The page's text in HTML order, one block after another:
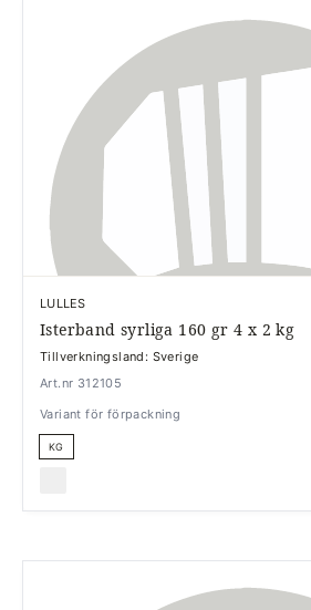
LULLES
Isterband syrliga 160 gr 4 x 2 kg
Tillverkningsland: Sverige
Art.nr 312105
Variant för förpackning
KG